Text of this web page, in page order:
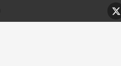
X